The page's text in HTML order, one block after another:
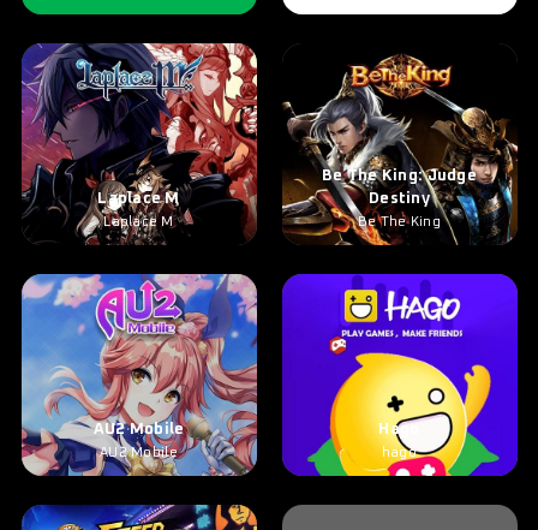
Laplace M
Laplace M
Be The King: Judge
Destiny
Be The King
AU2 Mobile
AU2 Mobile
Hago
hago